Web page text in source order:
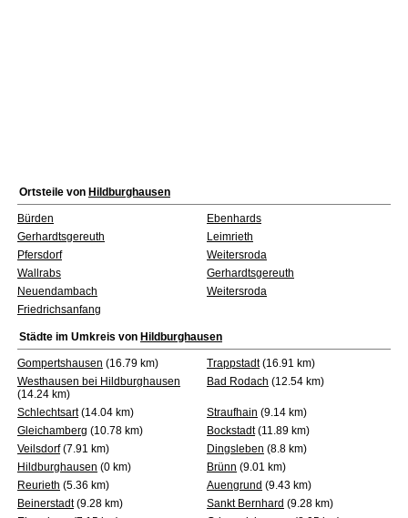
Ortsteile von Hildburghausen
Bürden
Ebenhards
Gerhardtsgereuth
Leimrieth
Pfersdorf
Weitersroda
Wallrabs
Gerhardtsgereuth
Neuendambach
Weitersroda
Friedrichsanfang
Städte im Umkreis von Hildburghausen
Gompertshausen (16.79 km) Trappstadt(16.91 km)
Westhausen bei Hildburghausen
(14.24 km)
Bad Rodach (12.54 km)
Schlechtsart(14.04 km) Straufhain (9.14 km)
Gleichamberg (10.78 km) Bockstadt(11.89 km)
Veilsdorf(7.91 km) Dingsleben (8.8 km)
Hildburghausen (0 km) Brünn (9.01 km)
Reurieth (5.36 km) Auengrund (9.43 km)
Beinerstadt(9.28 km) Sankt Bernhard (9.28 km)